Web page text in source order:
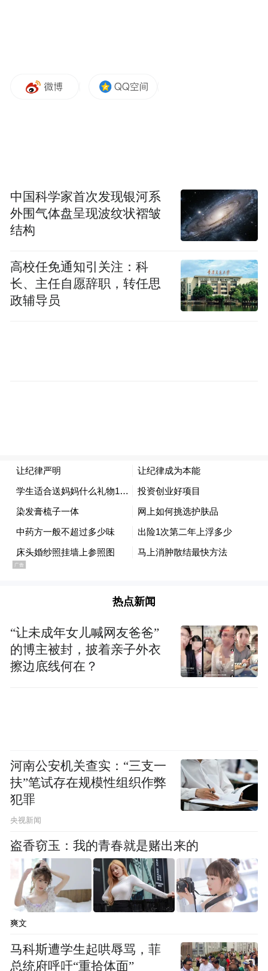
与组织关怀深度融合，把‘单位如家’的理念落
督与组织关怀始终在线，真正实现外派不失
管、离校不离心。
“特别声明：以上作品内容(包括在内的视频、图片或音
频)为凤凰网旗下自媒体平台“大风号”用户上传并发
布，本平台仅提供信息存储空间服务。
Notice: The content above (including the videos,
中国科学家首次发现银河系
外围气体盘呈现波纹状褶皱
结构
高校任免通知引关注：科
长、主任自愿辞职，转任思
政辅导员
热点新闻
“让未成年女儿喊网友爸爸”
的博主被封，披着亲子外衣
擦边底线何在？
河南公安机关查实：“三支一
扶”笔试存在规模性组织作弊
犯罪
央视新闻
盗香窃玉：我的青春就是赌出来的
爽文
马科斯遭学生起哄辱骂，菲
总统府呼吁“重拾体面”